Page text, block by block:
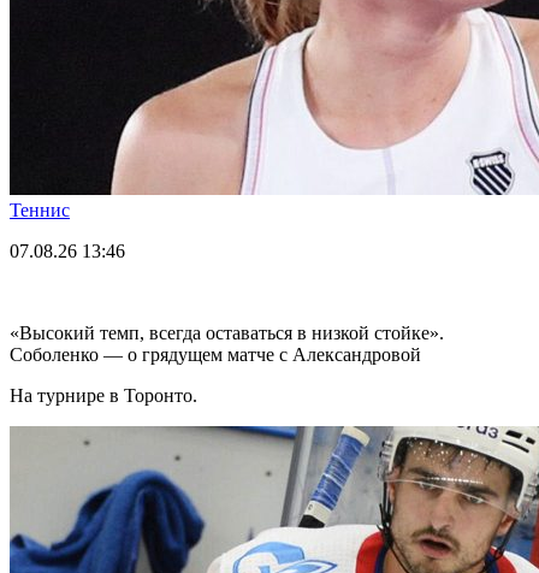
Теннис
07.08.26 13:46
«Высокий темп, всегда оставаться в низкой стойке».
Соболенко — о грядущем матче с Александровой
На турнире в Торонто.